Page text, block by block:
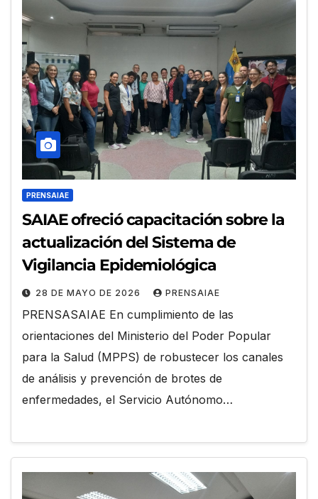
PRENSAIAE
SAIAE ofreció capacitación sobre la
actualización del Sistema de
Vigilancia Epidemiológica
28 DE MAYO DE 2026 PRENSAIAE
PRENSASAIAE En cumplimiento de las
orientaciones del Ministerio del Poder Popular
para la Salud (MPPS) de robustecer los canales
de análisis y prevención de brotes de
enfermedades, el Servicio Autónomo…